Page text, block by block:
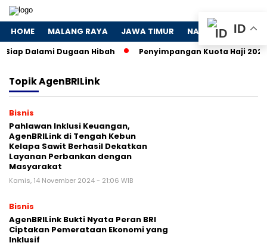
HOME MALANG RAYA JAWA TIMUR NASIONAL
Dalami Dugaan Hibah Penyimpangan Kuota Haji
TopikAgenBRILink
Bisnis
Pahlawan Inklusi Keuangan,
AgenBRILink di Tengah Kebun
Kelapa Sawit Berhasil Dekatkan
Layanan Perbankan dengan
Masyarakat
Kamis, 14 November 2024 - 21:06 WIB
Bisnis
AgenBRILink Bukti Nyata Peran BRI
Ciptakan Pemerataan Ekonomi yang
Inklusif
ID